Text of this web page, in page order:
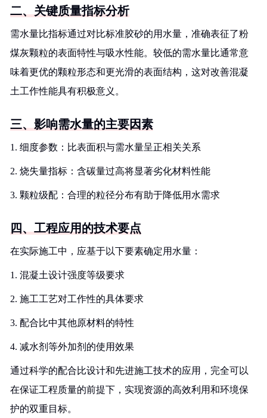
二、关键质量指标分析
需水量比指标通过对比标准胶砂的用水量，准确表征了粉
煤灰颗粒的表面特性与吸水性能。较低的需水量比通常意
味着更优的颗粒形态和更光滑的表面结构，这对改善混凝
土工作性能具有积极意义。
三、影响需水量的主要因素
1. 细度参数：比表面积与需水量呈正相关关系
2. 烧失量指标：含碳量过高将显著劣化材料性能
3. 颗粒级配：合理的粒径分布有助于降低用水需求
四、工程应用的技术要点
在实际施工中，应基于以下要素确定用水量：
1. 混凝土设计强度等级要求
2. 施工工艺对工作性的具体要求
3. 配合比中其他原材料的特性
4. 减水剂等外加剂的使用效果
通过科学的配合比设计和先进施工技术的应用，完全可以
在保证工程质量的前提下，实现资源的高效利用和环境保
护的双重目标。